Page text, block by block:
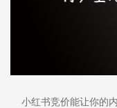
小红书竞价能让你的内